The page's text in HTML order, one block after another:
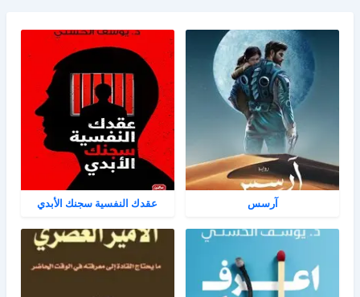
آرسس عقدك النفسية سجنك الأبدي